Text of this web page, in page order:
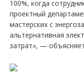
100%, когда
проектный
мастерских с
альтернативная
затрат», —